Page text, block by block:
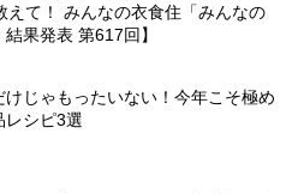
えて！ みんなの衣食住「みんなの
果発表 第617回】
けじゃもったいない！今年こそ極め
レシピ3選